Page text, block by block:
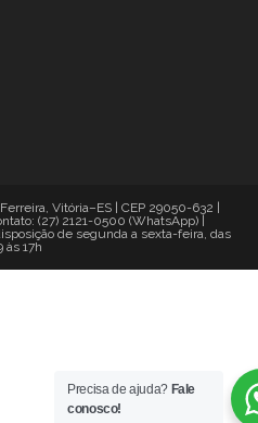
Vitória–ES | CEP 29050-632 |
(27) 2121-0500 (WhatsApp) |
de segunda a sexta-feira, das
às 17h
Precisa de ajuda? Fale
conosco!